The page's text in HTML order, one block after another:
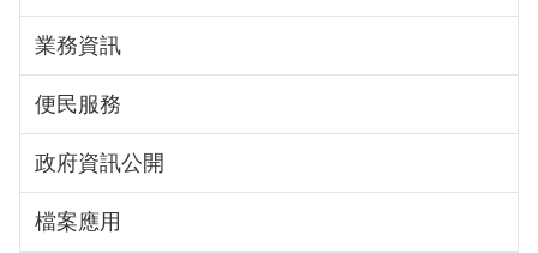
場
進
訊
息
公
業務資訊
便民服務
政府資訊公開
檔案應用